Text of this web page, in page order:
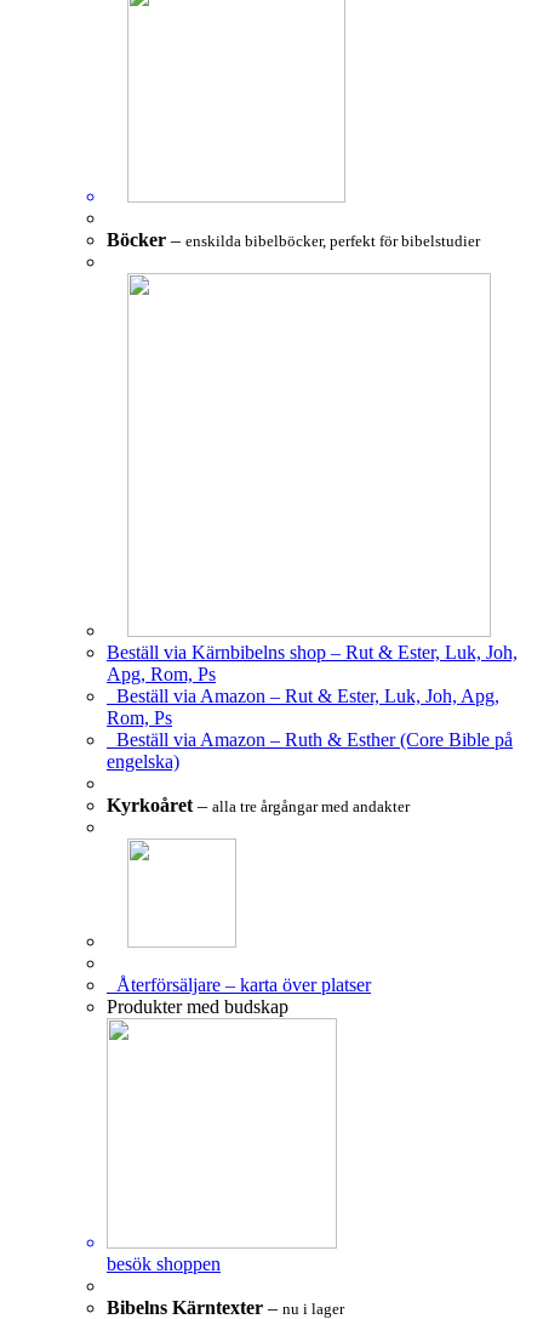
Böcker – enskilda bibelböcker, perfekt för bibelstudier
Beställ via Kärnbibelns shop – Rut & Ester, Luk, Joh,
Apg, Rom, Ps
Beställ via Amazon – Rut & Ester, Luk, Joh, Apg,
Rom, Ps
Beställ via Amazon – Ruth & Esther (Core Bible på
engelska)
Kyrkoåret – alla tre årgångar med andakter
Återförsäljare – karta över platser
Produkter med budskap
besök shoppen
Bibelns Kärntexter – nu i lager